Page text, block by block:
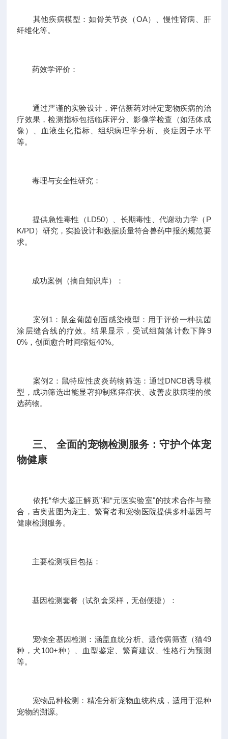
其他疾病模型：如骨关节炎（OA）、慢性肾病、肝
纤维化等。
药效学评价：
通过严谨的实验设计，评估新药对特定宠物疾病的治
疗效果，检测指标包括临床评分、影像学检查（如活体成
像）、血液生化指标、组织病理学分析、炎症因子水平
等。
毒理与安全性研究：
提供急性毒性（LD50）、长期毒性、代谢动力学（P
K/PD）研究，实验设计和数据质量符合兽药申报的规范要
求。
成功案例（摘自知识库）：
案例1：鼠金葡菌创面感染模型：用于评价一种抗菌
涂层缝合线的疗效。结果显示，受试组菌落计数下降9
0%，创面愈合时间缩短40%。
案例2：鼠特应性皮炎药物筛选：通过DNCB诱导模
型，成功筛选出能显著抑制瘙痒症状、改善皮肤病理的候
选药物。
三、 全面的宠物检测服务：守护个体宠
物健康
依托“华大鉴正解觅"和“元医实验室"的技术合作与整
合，吉奥蓝图为宠主、繁育者和宠物医院提供多种基因与
健康检测服务。
主要检测项目包括：
基因检测套餐（试剂盒采样，无创便捷）：
宠物全基因检测：涵盖血统分析、遗传病筛查（猫49
种，犬100+种）、血型鉴定、繁育建议、性格行为预测
等。
宠物品种检测：精准分析宠物血统构成，适用于混种
宠物的溯源。